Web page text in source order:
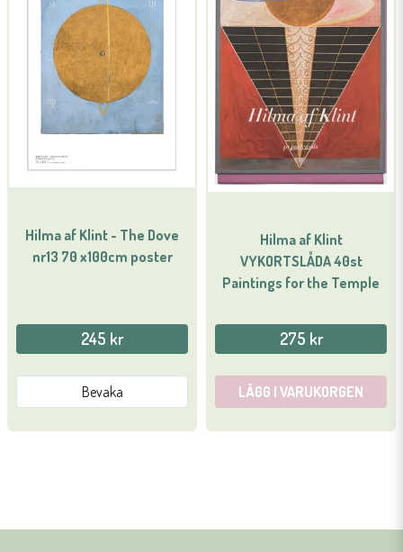
Hilma af Klint - The Dove
nr13 70 x100cm poster
245 kr
Bevaka
Hilma af Klint
VYKORTSLÅDA 40st
Paintings for the Temple
275 kr
LÄGG I VARUKORGEN